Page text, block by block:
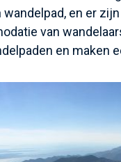
en er
van
en maken